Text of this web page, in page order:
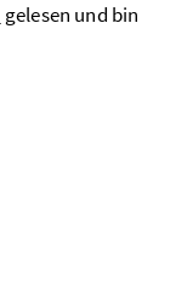
gelesen und bin